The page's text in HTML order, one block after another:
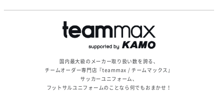
国内最大級のメーカー取り扱い数を誇る、
チームオーダー専門店『teammax / チームマックス』
サッカーユニフォーム、
フットサルユニフォームのことなら何でもおまかせ！